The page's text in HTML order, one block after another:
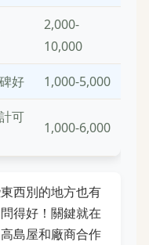
2,000-
10,000
好 1,000-5,000
可
1,000-6,000
西別的地方也有
得好！關鍵就在
島屋和廠商合作